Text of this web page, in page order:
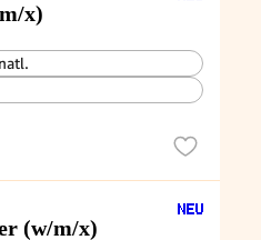
x)
(w/m/x)